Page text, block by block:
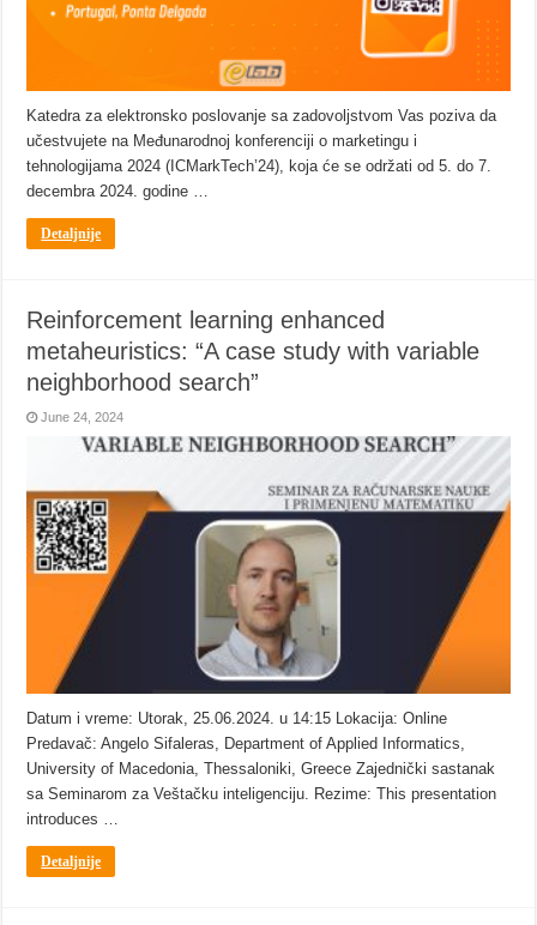
Katedra za elektronsko poslovanje sa zadovoljstvom Vas poziva da
učestvujete na Međunarodnoj konferenciji o marketingu i
tehnologijama 2024 (ICMarkTech’24), koja će se održati od 5. do 7.
decembra 2024. godine …
Detaljnije
Reinforcement learning enhanced
metaheuristics: “A case study with variable
neighborhood search”
June 24, 2024
Datum i vreme: Utorak, 25.06.2024. u 14:15 Lokacija: Online
Predavač: Angelo Sifaleras, Department of Applied Informatics,
University of Macedonia, Thessaloniki, Greece Zajednički sastanak
sa Seminarom za Veštačku inteligenciju. Rezime: This presentation
introduces …
Detaljnije